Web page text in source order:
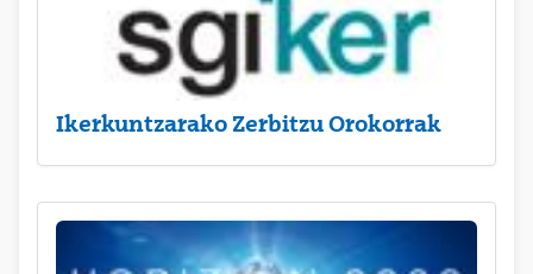
Ikerkuntzarako Zerbitzu Orokorrak